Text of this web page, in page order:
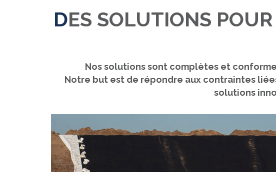
DES SOLUTIONS
Nos solutions sont complètes et
Notre but est de répondre aux contraintes
solutions